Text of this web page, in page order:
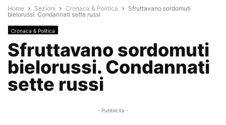
Home Sezioni Cronaca & Politica
Sfruttavano sordomuti
bielorussi. Condannati sette russi
Cronaca & Politica
Sfruttavano sordomuti
bielorussi. Condannati
sette russi
- Pubblicità -